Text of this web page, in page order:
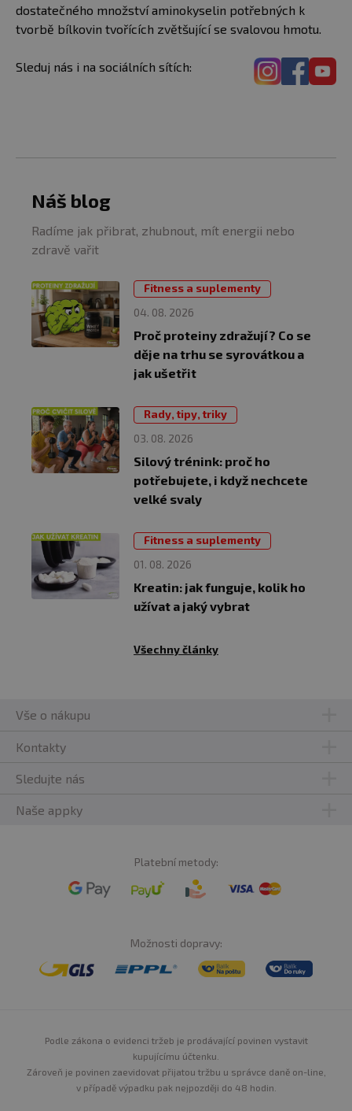
dostatečného množství aminokyselin potřebných k
tvorbě bílkovin tvořících zvětšující se svalovou hmotu.
Sleduj nás i na sociálních sítích:
Náš blog
Radíme jak přibrat, zhubnout, mít energii nebo
zdravě vařit
04. 08. 2026
Fitness a suplementy
Proč proteiny zdražují? Co se
děje na trhu se syrovátkou a
jak ušetřit
03. 08. 2026
Rady, tipy, triky
Silový trénink: proč ho
potřebujete, i když nechcete
velké svaly
01. 08. 2026
Fitness a suplementy
Kreatin: jak funguje, kolik ho
užívat a jaký vybrat
Všechny články
Vše o nákupu
Kontakty
Sledujte nás
Naše appky
Platební metody:
Možnosti dopravy:
Podle zákona o evidenci tržeb je prodávající povinen vystavit
kupujícímu účtenku.
Zároveň je povinen zaevidovat přijatou tržbu u správce daně on-line,
v případě výpadku pak nejpozději do 48 hodin.